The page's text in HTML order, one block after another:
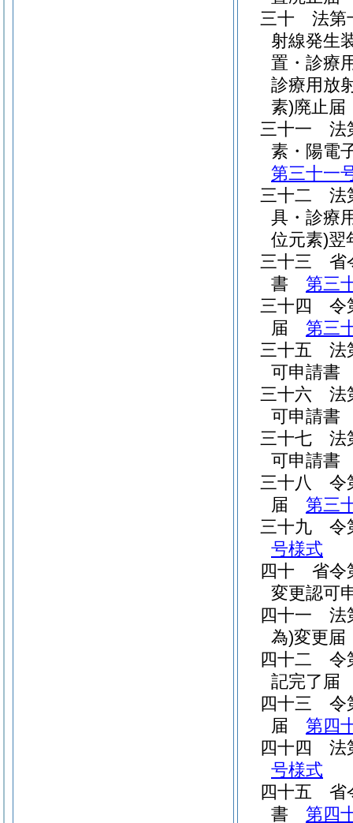
三十
法第
射線発生
置・診療
診療用放
素)廃止
三十一
法
素・陽電
第三十一
三十二
法
具・診療
位元素)翌
三十三
省
書 第三
三十四
令
届 第三
三十五
法
可申請
三十六
法
可申請
三十七
法
可申請
三十八
令
届 第三
三十九
令
号様式
四十
省令
変更認
四十一
法
為)変更
四十二
令
記完了
四十三
令
届 第四
四十四
法
号様式
四十五
省
書 第四